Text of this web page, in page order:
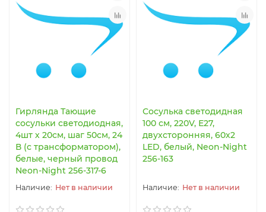
Гирлянда Тающие
сосульки светодиодная,
4шт х 20см, шаг 50см, 24
В (с трансформатором),
белые, черный провод
Neon-Night 256-317-6
Нет в наличии
Сосулька светодидная
100 см, 220V, Е27,
двухсторонняя, 60х2
LED, белый, Neon-Night
256-163
Нет в наличии